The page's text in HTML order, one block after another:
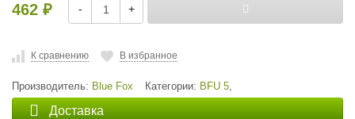
462 ₽ - +
К сравнению В избранное
Производитель: Blue Fox Категории: BFU 5,
Доставка